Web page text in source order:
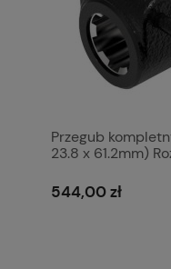
Przegub
23.8 x 61.2mm)
Referencyjny: 1.
544,00 zł